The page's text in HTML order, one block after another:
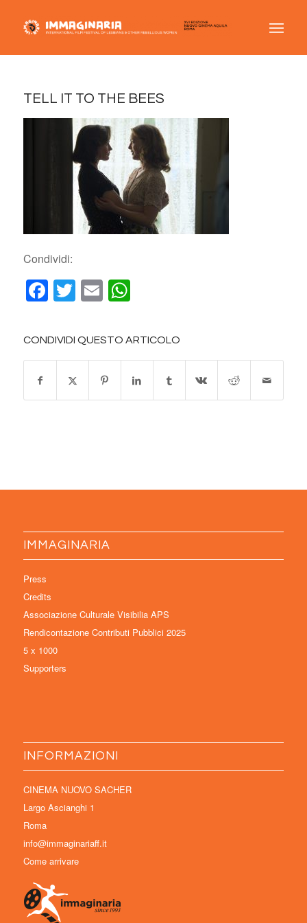
TELL IT TO THE BEES
Condividi:
Facebook
Twitter
EmailWhatsApp
CONDIVIDI QUESTO ARTICOLO
IMMAGINARIA
Press
Credits
Associazione Culturale Visibilia APS
Rendicontazione Contributi Pubblici 2025
5 x 1000
Supporters
INFORMAZIONI
CINEMA NUOVO SACHER
Largo Ascianghi 1
Roma
info@immaginariaff.it
Come arrivare